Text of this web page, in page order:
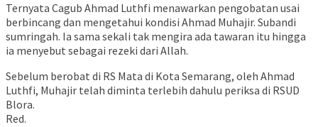
Ternyata Cagub Ahmad Luthfi menawarkan pengobatan usai
berbincang dan mengetahui kondisi Ahmad Muhajir. Subandi
sumringah. Ia sama sekali tak mengira ada tawaran itu hingga
ia menyebut sebagai rezeki dari Allah.
Sebelum berobat di RS Mata di Kota Semarang, oleh Ahmad
Luthfi, Muhajir telah diminta terlebih dahulu periksa di RSUD
Blora.
Red.